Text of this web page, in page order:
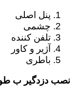
پنل اصلی
چشمی
تلفن کننده
آژیر و کاور
باطری
نصب دزدگیر ب طور کلی از 3